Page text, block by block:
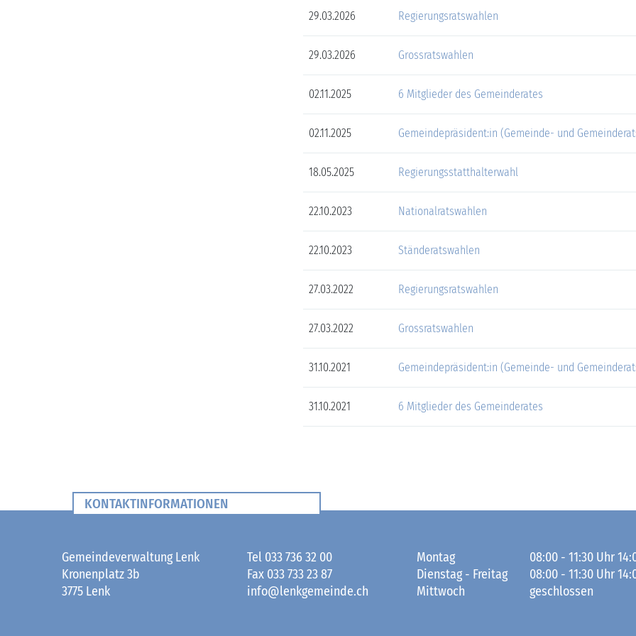
29.03.2026 Regierungsratswahlen
29.03.2026 Grossratswahlen
02.11.2025 6 Mitglieder des Gemeinderates
02.11.2025 Gemeindepräsident:in (Gemeinde- und
18.05.2025 Regierungsstatthalterwahl
22.10.2023 Nationalratswahlen
22.10.2023 Ständeratswahlen
27.03.2022 Regierungsratswahlen
27.03.2022 Grossratswahlen
31.10.2021 Gemeindepräsident:in (Gemeinde- und
31.10.2021 6 Mitglieder des Gemeinderates
KONTAKTINFORMATIONEN
Gemeindeverwaltung Lenk
Kronenplatz 3b
3775 Lenk
Tel 033 736 32 00
Fax 033 733 23 87
info@lenkgemeinde.ch
Montag
08:00 - 11:30 Uhr
Dienstag - Freitag
08:00 - 11:30 Uhr
Mittwoch
geschlossen